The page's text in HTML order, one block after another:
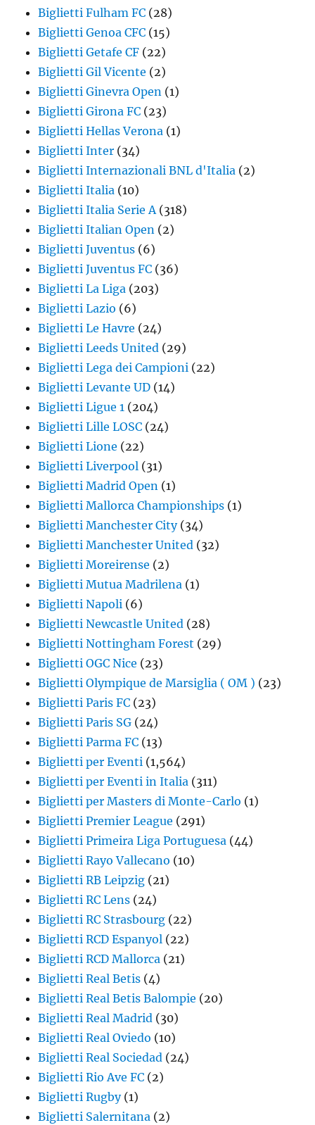
Biglietti Fulham FC (28)
Biglietti Genoa CFC (15)
Biglietti Getafe CF (22)
Biglietti Gil Vicente (2)
Biglietti Ginevra Open (1)
Biglietti Girona FC (23)
Biglietti Hellas Verona (1)
Biglietti Inter (34)
Biglietti Internazionali BNL d'Italia (2)
Biglietti Italia (10)
Biglietti Italia Serie A(318)
Biglietti Italian Open (2)
Biglietti Juventus (6)
Biglietti Juventus FC (36)
Biglietti La Liga (203)
Biglietti Lazio (6)
Biglietti Le Havre (24)
Biglietti Leeds United (29)
Biglietti Lega dei Campioni (22)
Biglietti Levante UD (14)
Biglietti Ligue 1 (204)
Biglietti Lille LOSC (24)
Biglietti Lione (22)
Biglietti Liverpool (31)
Biglietti Madrid Open (1)
Biglietti Mallorca Championships (1)
Biglietti Manchester City(34)
Biglietti Manchester United (32)
Biglietti Moreirense (2)
Biglietti Mutua Madrilena (1)
Biglietti Napoli (6)
Biglietti Newcastle United (28)
Biglietti Nottingham Forest (29)
Biglietti OGC Nice (23)
Biglietti Olympique de Marsiglia ( OM ) (23)
Biglietti Paris FC (23)
Biglietti Paris SG (24)
Biglietti Parma FC (13)
Biglietti per Eventi (1,564)
Biglietti per Eventi in Italia (311)
Biglietti per Masters di Monte-Carlo (1)
Biglietti Premier League (291)
Biglietti Primeira Liga Portuguesa (44)
Biglietti Rayo Vallecano (10)
Biglietti RB Leipzig (21)
Biglietti RC Lens (24)
Biglietti RC Strasbourg (22)
Biglietti RCD Espanyol (22)
Biglietti RCD Mallorca (21)
Biglietti Real Betis (4)
Biglietti Real Betis Balompie (20)
Biglietti Real Madrid (30)
Biglietti Real Oviedo (10)
Biglietti Real Sociedad (24)
Biglietti Rio Ave FC (2)
Biglietti Rugby(1)
Biglietti Salernitana (2)